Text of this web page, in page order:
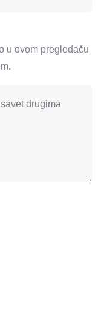
u ovom pregledaču